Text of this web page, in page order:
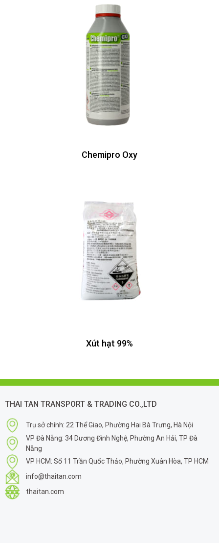
Chemipro Oxy
Xút hạt 99%
THAI TAN TRANSPORT & TRADING CO.,LTD
Trụ sở chính: 22 Thể Giao, Phường Hai Bà Trưng, Hà Nội
VP Đà Nẵng: 34 Dương Đình Nghệ, Phường An Hải, TP Đà
Nẵng
VP HCM: Số 11 Trần Quốc Thảo, Phường Xuân Hòa, TP HCM
info@thaitan.com
thaitan.com